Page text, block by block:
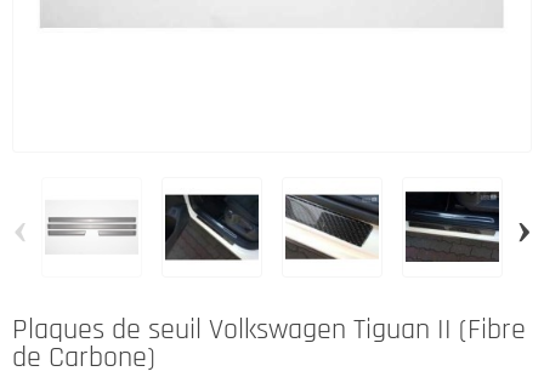
‹ ›
Plaques de seuil Volkswagen Tiguan II (Fibre
de Carbone)